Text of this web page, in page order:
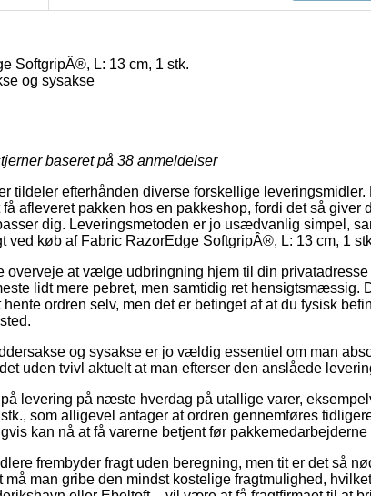
SoftgripÂ®, L: 13 cm, 1 stk.
og sysakse
baseret på 38 anmeldelser
tildeler efterhånden diverse forskellige
afleveret pakken hos en pakkeshop, fordi det så giver
dig. Leveringsmetoden er jo usædvanlig simpel,
ved køb af Fabric RazorEdge SoftgripÂ®, L: 13 cm, 1
overveje at vælge udbringning hjem til din
lidt mere pebret, men samtidig ret hensigtsmæssig.
ordren selv, men det er betinget af at du fysisk
og sysakse er jo vældig essentiel om man
uden tvivl aktuelt at man efterser den anslåede
levering på næste hverdag på utallige varer,
som alligevel antager at ordren gennemføres
kan nå at få varerne betjent før pakkemedarbejderne
frembyder fragt uden beregning, men tit er det så
må man gribe den mindst kostelige fragtmulighed,